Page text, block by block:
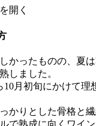
開く
かったものの、夏
しました。
10月初旬にかけて理
かりとした骨格と
で熟成に向くワイン